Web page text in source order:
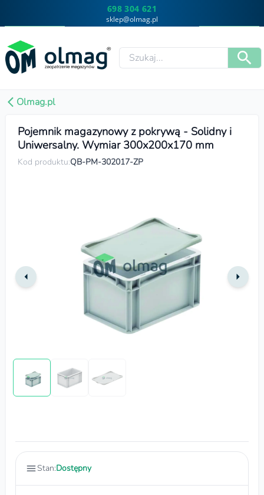
698 304 621
sklep@olmag.pl
Olmag.pl
Pojemnik magazynowy z pokrywą - Solidny i
Uniwersalny. Wymiar 300x200x170 mm
Kod produktu:QB-PM-302017-ZP
Stan:Dostępny